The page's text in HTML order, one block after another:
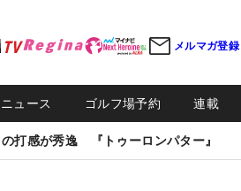
メルマガ登録
ュース ゴルフ場予約 連載
打感が秀逸 『トゥーロンパター』